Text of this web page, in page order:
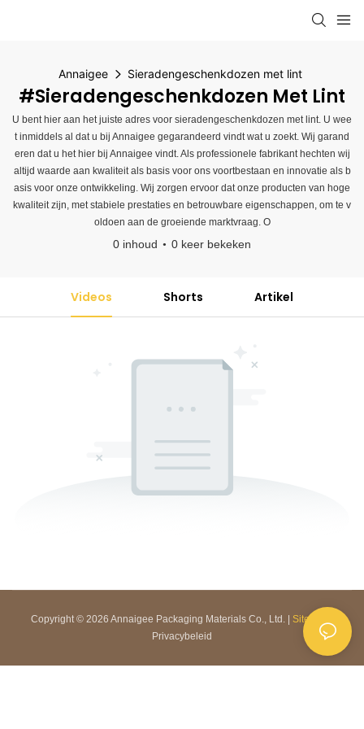
Annaigee Sieradengeschenkdozen met lint
#Sieradengeschenkdozen Met Lint
U bent hier aan het juiste adres voor sieradengeschenkdozen met lint. U wee
t inmiddels al dat u bij Annaigee gegarandeerd vindt wat u zoekt. Wij garand
eren dat u het hier bij Annaigee vindt. Als professionele fabrikant hechten wij
altijd waarde aan kwaliteit als basis voor ons voortbestaan ​​en innovatie als b
asis voor onze ontwikkeling. Wij zorgen ervoor dat onze producten van hoge
kwaliteit zijn, met stabiele prestaties en betrouwbare eigenschappen, om te v
oldoen aan de groeiende marktvraag. O
0 inhoud 0 keer bekeken
Videos Shorts Artikel
Copyright © 2026 Annaigee Packaging Materials Co., Ltd. | Sitemap
Privacybeleid